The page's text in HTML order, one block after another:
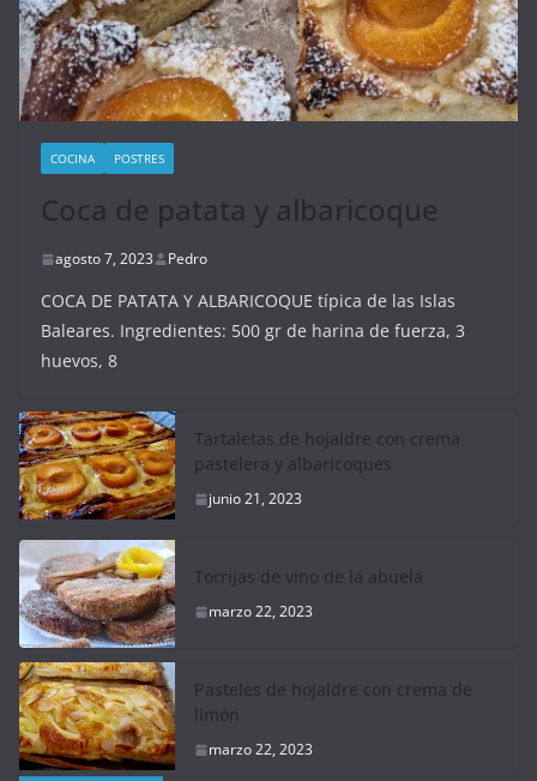
COCINA POSTRES
Coca de patata y albaricoque
agosto 7, 2023 Pedro
COCA DE PATATA Y ALBARICOQUE típica de las Islas
Baleares. Ingredientes: 500 gr de harina de fuerza, 3
huevos, 8
Tartaletas de hojaldre con crema
pastelera y albaricoques
junio 21, 2023
Torrijas de vino de la abuela
marzo 22, 2023
Pasteles de hojaldre con crema de
limón
marzo 22, 2023